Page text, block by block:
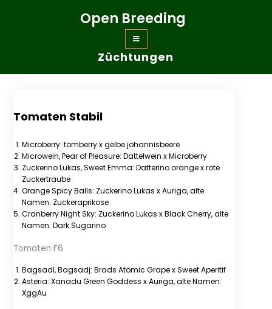
Open Breeding
Züchtungen
Tomaten Stabil
Microberry: tomberry x gelbe johannisbeere
Microwein, Pear of Pleasure: Dattelwein x Microberry
Zuckerino Lukas, Sweet Emma: Datterino orange x rote
Zuckertraube
Orange Spicy Balls: Zuckerino Lukas x Auriga, alte
Namen: Zuckeraprikose
Cranberry Night Sky: Zuckerino Lukas x Black Cherry, alte
Namen: Dark Sugarino
Tomaten F6
Bagsadl, Bagsadj: Brads Atomic Grape x Sweet Aperitif
Asteria: Xanadu Green Goddess x Auriga, alte Namen:
XggAu